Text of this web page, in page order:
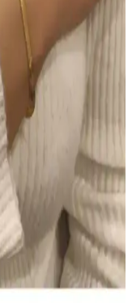
Sağlama
doğal ve kalıcı
suya
ve kullanımı
2'li Fırsat Seti –
içeren Türkiye
ve güvenli
bazı
genel memnuniyet
Kremi: Derin